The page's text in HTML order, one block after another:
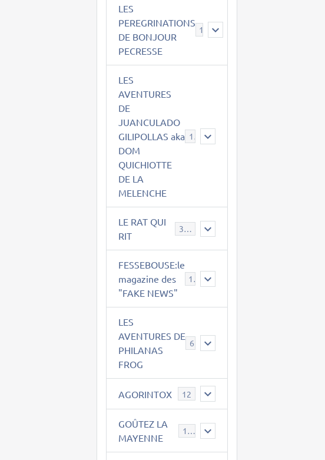
LES
PEREGRINATIONS
DE BONJOUR
PECRESSE
14
LES
AVENTURES
DE
JUANCULADO
GILIPOLLAS aka
DOM
QUICHIOTTE
DE LA
MELENCHE
119
LE RAT QUI
RIT
395
FESSEBOUSE:le
magazine des
"FAKE NEWS"
19
LES
AVENTURES DE
PHILANAS
FROG
AGORINTOX 12
GOÛTEZ LA
MAYENNE
189